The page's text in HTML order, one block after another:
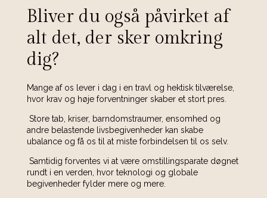
Bliver du også påvirket af
alt det, der sker omkring
dig?
Mange af os lever i dag i en travl og hektisk tilværelse,
hvor krav og høje forventninger skaber et stort pres.
Store tab, kriser, barndomstraumer, ensomhed og
andre belastende livsbegivenheder kan skabe
ubalance og få os til at miste forbindelsen til os selv.
Samtidig forventes vi at være omstillingsparate døgnet
rundt i en verden, hvor teknologi og globale
begivenheder fylder mere og mere.